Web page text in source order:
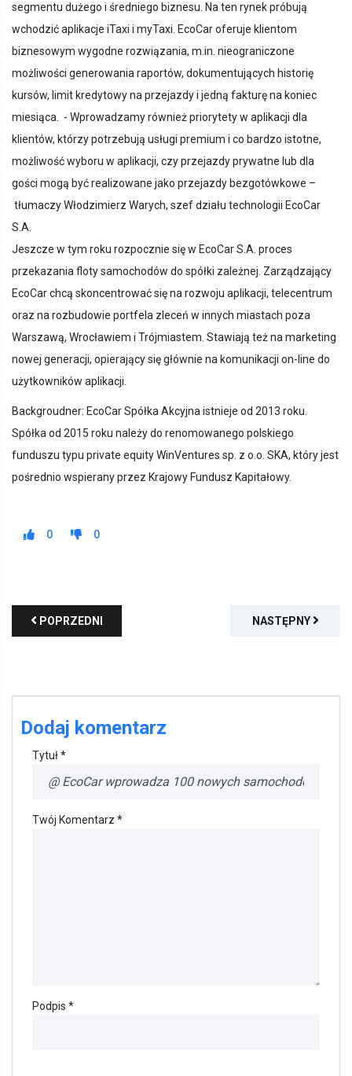
segmentu dużego i średniego biznesu. Na ten rynek próbują
wchodzić aplikacje iTaxi i myTaxi. EcoCar oferuje klientom
biznesowym wygodne rozwiązania, m.in. nieograniczone
możliwości generowania raportów, dokumentujących historię
kursów, limit kredytowy na przejazdy i jedną fakturę na koniec
miesiąca. - Wprowadzamy również priorytety w aplikacji dla
klientów, którzy potrzebują usługi premium i co bardzo istotne,
możliwość wyboru w aplikacji, czy przejazdy prywatne lub dla
gości mogą być realizowane jako przejazdy bezgotówkowe –
tłumaczy Włodzimierz Warych, szef działu technologii EcoCar
S.A.
Jeszcze w tym roku rozpocznie się w EcoCar S.A. proces
przekazania floty samochodów do spółki zależnej. Zarządzający
EcoCar chcą skoncentrować się na rozwoju aplikacji, telecentrum
oraz na rozbudowie portfela zleceń w innych miastach poza
Warszawą, Wrocławiem i Trójmiastem. Stawiają też na marketing
nowej generacji, opierający się głównie na komunikacji on-line do
użytkowników aplikacji.
Backgroudner: EcoCar Spółka Akcyjna istnieje od 2013 roku.
Spółka od 2015 roku należy do renomowanego polskiego
funduszu typu private equity WinVentures sp. z o.o. SKA, który jest
pośrednio wspierany przez Krajowy Fundusz Kapitałowy.
0 0
POPRZEDNI NASTĘPNY
Dodaj komentarz
Tytuł *
Twój Komentarz *
Podpis *